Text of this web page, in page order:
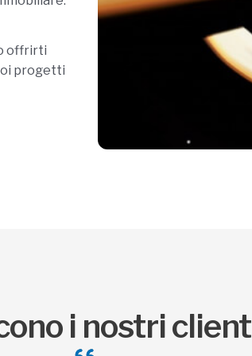
offrirti
progetti
i nostri